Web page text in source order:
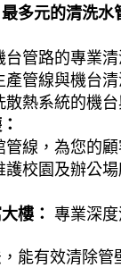
多元的清洗水
台管路的專業
產管線與機台
散熱系統的機
管線，為您的
護校園及辦公
樓： 專業深
能有效清除